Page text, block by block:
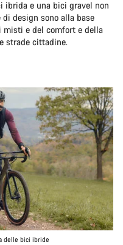
ibrida e una bici gravel non
di design sono alla base
misti e del comfort e della
strade cittadine.
delle bici ibride